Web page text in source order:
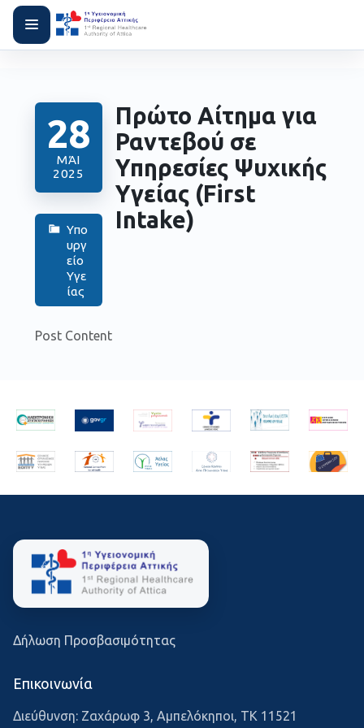
28
ΜΆΙ
2025
Υπο
υργ
είο
Υγε
ίας
Πρώτο Αίτημα για
Ραντεβού σε
Υπηρεσίες Ψυχικής
Υγείας (First
Intake)
Post Content
Δήλωση Προσβασιμότητας
Επικοινωνία
Διεύθυνση: Ζαχάρωφ 3, Αμπελόκηποι, ΤΚ 11521